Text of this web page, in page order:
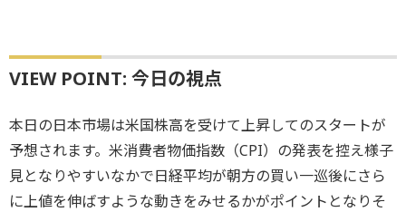
VIEW POINT: 今日の視点
本日の日本市場は米国株高を受けて上昇してのスタートが
予想されます。米消費者物価指数（CPI）の発表を控え様子
見となりやすいなかで日経平均が朝方の買い一巡後にさら
に上値を伸ばすような動きをみせるかがポイントとなりそ